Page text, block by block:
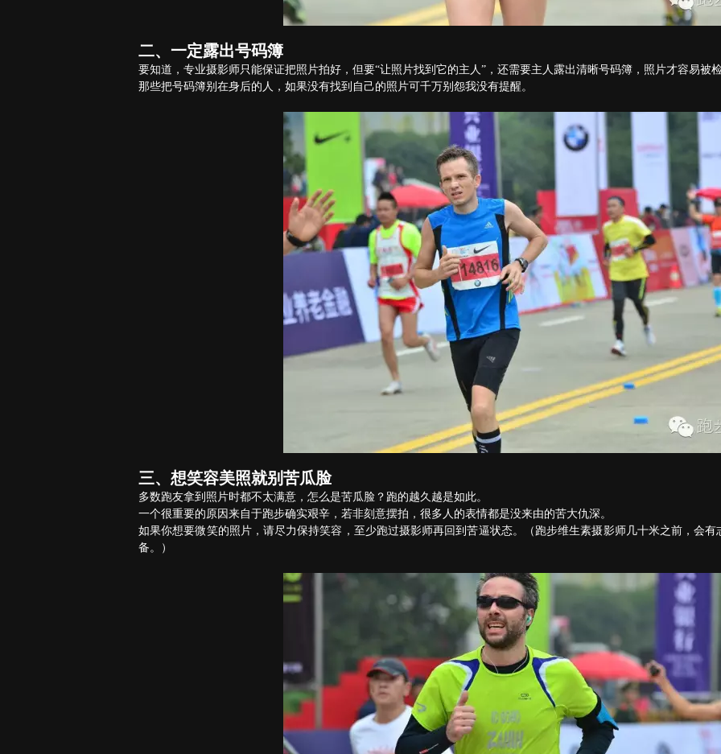
二、一定露出号码簿
要知道，专业摄影师只能保证把照片拍好，但要“让照片找到它的主人”，还需要主人露出清晰号码簿，照片才容易被
那些把号码簿别在身后的人，如果没有找到自己的照片可千万别怨我没有提醒。
三、想笑容美照就别苦瓜脸
多数跑友拿到照片时都不太满意，怎么是苦瓜脸？跑的越久越是如此。
一个很重要的原因来自于跑步确实艰辛，若非刻意摆拍，很多人的表情都是没来由的苦大仇深。
如果你想要微笑的照片，请尽力保持笑容，至少跑过摄影师再回到苦逼状态。（跑步维生素摄影师几十米之前，会
备。）